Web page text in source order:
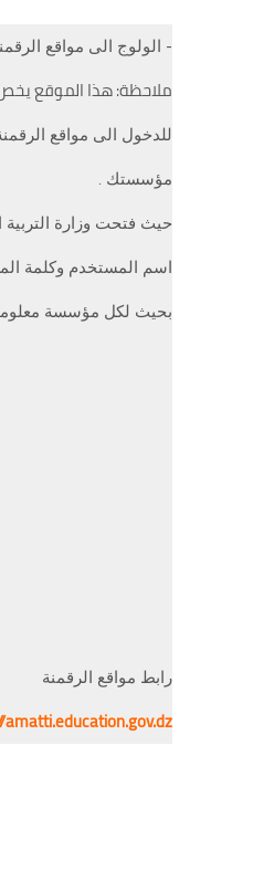
- الولوج الى مواقع
ملاحظة: هذا الموقع
للدخول الى مواقع
مؤسستك .
حيث فتحت وزارة التربية الوطنية منذ 2015 رابط خاص لرقمنة
اسم المستخدم وكلمة
بحيث لكل مؤسسة
رابط مواقع الرقمنة